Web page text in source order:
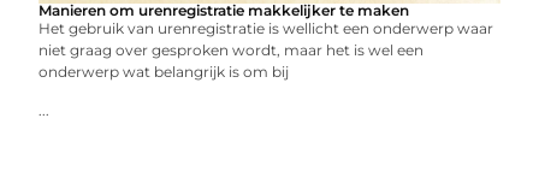
Manieren om urenregistratie makkelijker te maken
Het gebruik van urenregistratie is wellicht een onderwerp waar
niet graag over gesproken wordt, maar het is wel een
onderwerp wat belangrijk is om bij
...